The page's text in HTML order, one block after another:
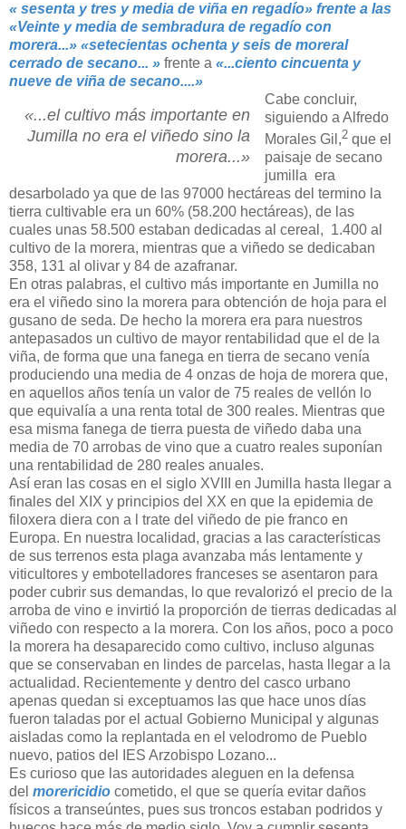
« sesenta y tres y media de viña en regadío» frente a las
«Veinte y media de sembradura de regadío con
morera...» «setecientas ochenta y seis de moreral
cerrado de secano... » frente a «...ciento cincuenta y
nueve de viña de secano....»
«...el cultivo más importante en
Jumilla no era el viñedo sino la
morera...»
Cabe concluir,
siguiendo a Alfredo
Morales Gil,2que el
paisaje de secano
jumilla era
desarbolado ya que de las 97000 hectáreas del termino la
tierra cultivable era un 60% (58.200 hectáreas), de las
cuales unas 58.500 estaban dedicadas al cereal, 1.400 al
cultivo de la morera, mientras que a viñedo se dedicaban
358, 131 al olivar y 84 de azafranar.
En otras palabras, el cultivo más importante en Jumilla no
era el viñedo sino la morera para obtención de hoja para el
gusano de seda. De hecho la morera era para nuestros
antepasados un cultivo de mayor rentabilidad que el de la
viña, de forma que una fanega en tierra de secano venía
produciendo una media de 4 onzas de hoja de morera que,
en aquellos años tenía un valor de 75 reales de vellón lo
que equivalía a una renta total de 300 reales. Mientras que
esa misma fanega de tierra puesta de viñedo daba una
media de 70 arrobas de vino que a cuatro reales suponían
una rentabilidad de 280 reales anuales.
Así eran las cosas en el siglo XVIII en Jumilla hasta llegar a
finales del XIX y principios del XX en que la epidemia de
filoxera diera con a l trate del viñedo de pie franco en
Europa. En nuestra localidad, gracias a las características
de sus terrenos esta plaga avanzaba más lentamente y
viticultores y embotelladores franceses se asentaron para
poder cubrir sus demandas, lo que revalorizó el precio de la
arroba de vino e invirtió la proporción de tierras dedicadas al
viñedo con respecto a la morera. Con los años, poco a poco
la morera ha desaparecido como cultivo, incluso algunas
que se conservaban en lindes de parcelas, hasta llegar a la
actualidad. Recientemente y dentro del casco urbano
apenas quedan si exceptuamos las que hace unos días
fueron taladas por el actual Gobierno Municipal y algunas
aisladas como la replantada en el velodromo de Pueblo
nuevo, patios del IES Arzobispo Lozano...
Es curioso que las autoridades aleguen en la defensa
del morericidio cometido, el que se quería evitar daños
físicos a transeúntes, pues sus troncos estaban podridos y